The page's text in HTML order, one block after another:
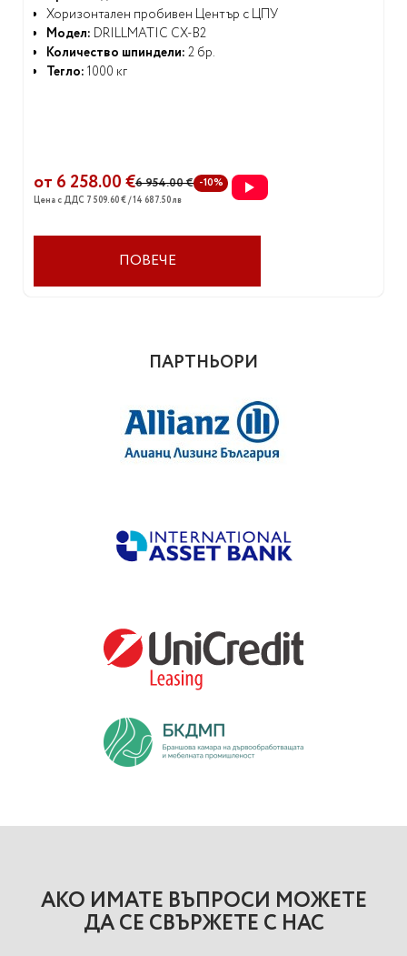
Хоризонтален пробивен Център с ЦПУ
Модел: DRILLMATIC CX-B2
Количество шпиндели: 2 бр.
Тегло: 1000 кг
от 6 258.00 €6 954.00 € -10%
Цена с ДДС 7 509.60 € / 14 687.50 лв
ПОВЕЧЕ
ПАРТНЬОРИ
АКО ИМАТЕ ВЪПРОСИ МОЖЕТЕ
ДА СЕ СВЪРЖЕТЕ С НАС